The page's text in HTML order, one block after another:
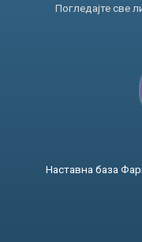
Погледајте све
Наставна база